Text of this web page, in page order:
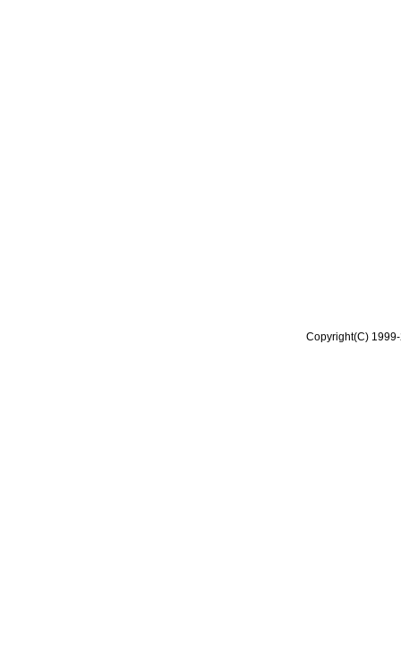
Copyright(C)